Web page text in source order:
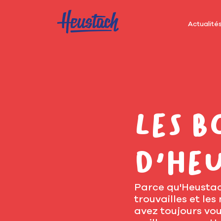
Les
Parce
trouvailles et les
avez toujours